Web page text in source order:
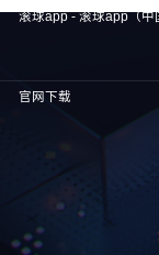
滚球app - 滚球app（中
官网下载